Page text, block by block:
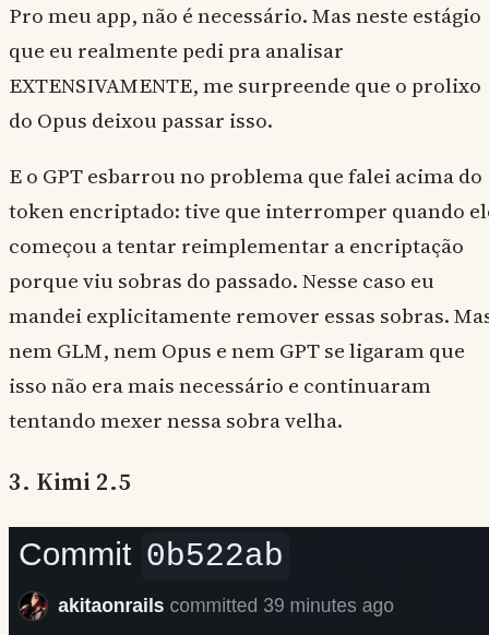
Pro meu app, não é necessário. Mas neste estágio
que eu realmente pedi pra analisar
EXTENSIVAMENTE, me surpreende que o prolixo
do Opus deixou passar isso.
E o GPT esbarrou no problema que falei acima do
token encriptado: tive que interromper quando
começou a tentar reimplementar a encriptação
porque viu sobras do passado. Nesse caso eu
mandei explicitamente remover essas sobras.
nem GLM, nem Opus e nem GPT se ligaram que
isso não era mais necessário e continuaram
tentando mexer nessa sobra velha.
3. Kimi 2.5